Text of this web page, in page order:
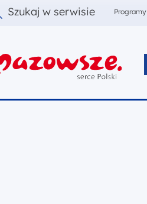
Szukaj w serwisie Programy